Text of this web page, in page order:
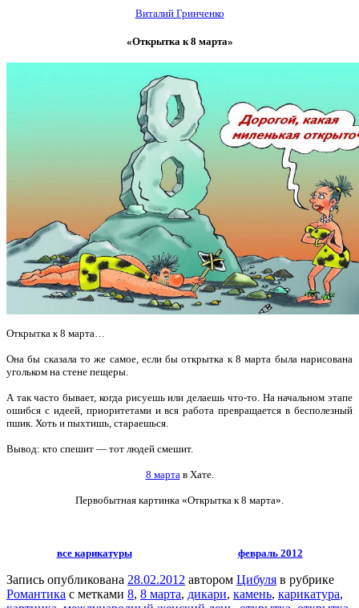
Виталий Гринченко
«Открытка к 8 марта»
Открытка к 8 марта…
Она бы сказала то же самое, если бы открытка к 8 марта была нарисована
угольком на стене пещеры.
А так часто бывает, когда рисуешь или делаешь что-то. На начальном этапе
ошибся с идеей, приоритетами и вся работа превращается в бесполезный
пшик. Хоть и пыхтишь, стараешься.
Вывод: кто спешит — тот людей смешит.
8 мартав Хате.
Первобытная картинка «Открытка к 8 марта».
все карикатуры февраль 2012
Запись опубликована 28.02.2012 автором Цибуля в рубрике
Романтика с метками 8, 8 марта, дикари, камень, карикатура,